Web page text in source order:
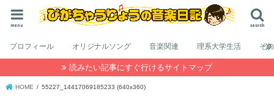
search
menu
プロフィール オリジナルソング 音楽関連 理系大学生活 そ
読みたい記事にすぐ行けるサイトマップ
HOME 55227_14417069185233 (640x360)